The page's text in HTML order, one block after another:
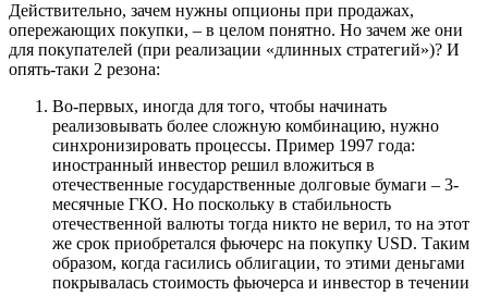
Действительно, зачем нужны опционы при продажах,
опережающих покупки, – в целом понятно. Но зачем же они
для покупателей (при реализации «длинных стратегий»)? И
опять-таки 2 резона:
Во-первых, иногда для того, чтобы начинать
реализовывать более сложную комбинацию, нужно
синхронизировать процессы. Пример 1997 года:
иностранный инвестор решил вложиться в
отечественные государственные долговые бумаги – 3-
месячные ГКО. Но поскольку в стабильность
отечественной валюты тогда никто не верил, то на этот
же срок приобретался фьючерс на покупку USD. Таким
образом, когда гасились облигации, то этими деньгами
покрывалась стоимость фьючерса и инвестор в течении